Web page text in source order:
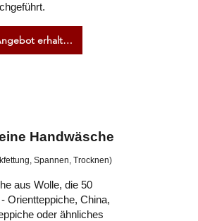
Kostenloses Angebot erhalten
Handwäsche
Spannen, Trocknen)
aus Wolle, die 50
Orientteppiche, China,
oder ähnliches